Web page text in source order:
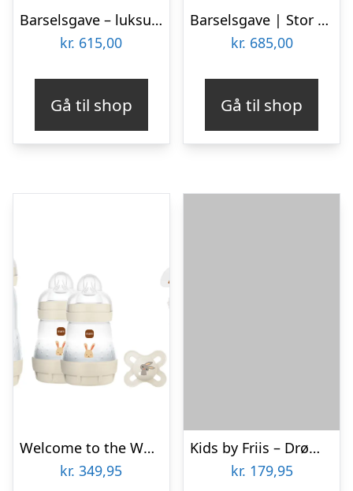
Barselsgave – luksus til den nyfødte dreng
kr. 615,00
Gå til shop
Barselsgave | Stor gave med ræv
kr. 685,00
Gå til shop
Welcome to the World Gift Set Ivory
kr. 349,95
Kids by Friis – Drømmefanger uro, skorpionen
kr. 179,95